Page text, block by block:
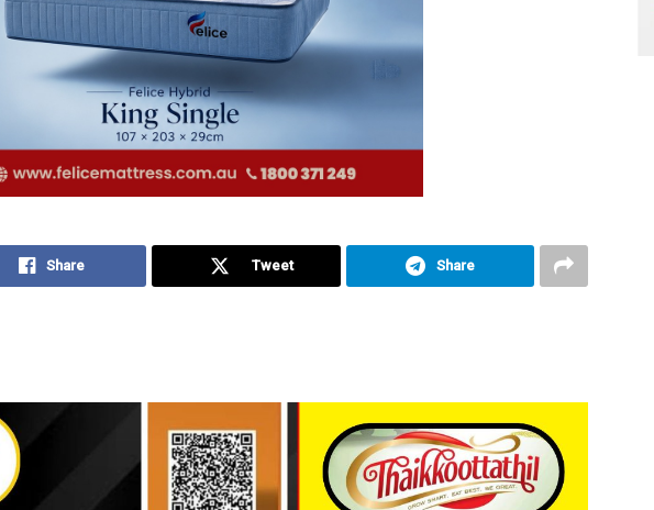
Share Tweet Share